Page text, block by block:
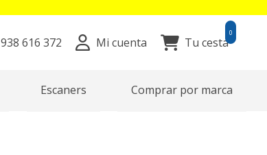
938 616 372 Mi cuenta Tu cesta
0
Escaners Comprar por marca